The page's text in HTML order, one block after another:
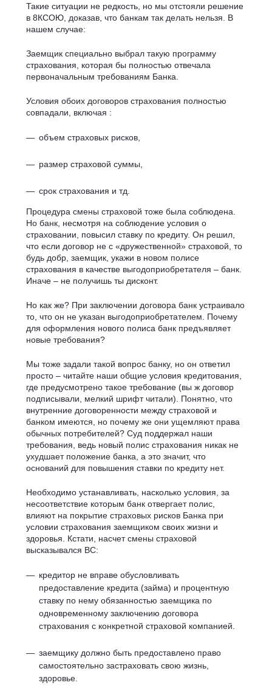
Такие ситуации не редкость, но мы отстояли решение
в 8КСОЮ, доказав, что банкам так делать нельзя. В
нашем случае:
Заемщик специально выбрал такую программу
страхования, которая бы полностью отвечала
первоначальным требованиям Банка.
Условия обоих договоров страхования полностью
совпадали, включая :
объем страховых рисков,
размер страховой суммы,
срок страхования и тд.
Процедура смены страховой тоже была соблюдена.
Но банк, несмотря на соблюдение условия о
страховании, повысил ставку по кредиту. Он решил,
что если договор не с «дружественной» страховой, то
будь добр, заемщик, укажи в новом полисе
страхования в качестве выгодоприобретателя – банк.
Иначе – не получишь ты дисконт.
Но как же? При заключении договора банк устраивало
то, что он не указан выгодоприобретателем. Почему
для оформления нового полиса банк предъявляет
новые требования?
Мы тоже задали такой вопрос банку, но он ответил
просто – читайте наши общие условия кредитования,
где предусмотрено такое требование (вы ж договор
подписывали, мелкий шрифт читали). Понятно, что
внутренние договоренности между страховой и
банком имеются, но почему же они ущемляют права
обычных потребителей? Суд поддержал наши
требования, ведь новый полис страхования никак не
ухудшает положение банка, а это значит, что
оснований для повышения ставки по кредиту нет.
Необходимо устанавливать, насколько условия, за
несоответствие которым банк отвергает полис,
влияют на покрытие страховых рисков Банка при
условии страхования заемщиком своих жизни и
здоровья. Кстати, насчет смены страховой
высказывался ВС:
кредитор не вправе обусловливать
предоставление кредита (займа) и процентную
ставку по нему обязанностью заемщика по
одновременному заключению договора
страхования с конкретной страховой компанией.
заемщику должно быть предоставлено право
самостоятельно застраховать свою жизнь,
здоровье.